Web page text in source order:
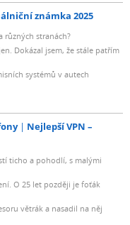
známka 2025
různých stranách?
Dokázal jsem, že stále patřím
systémů v autech
Nejlepší VPN –
ticho a pohodlí, s malými
O 25 let později je foťák
větrák a nasadil na něj